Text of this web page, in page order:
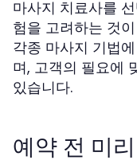
마사지 치료사를
험을 고려하는 것
각종 마사지 기법
며, 고객의 필요에
있습니다.
예약 전 미